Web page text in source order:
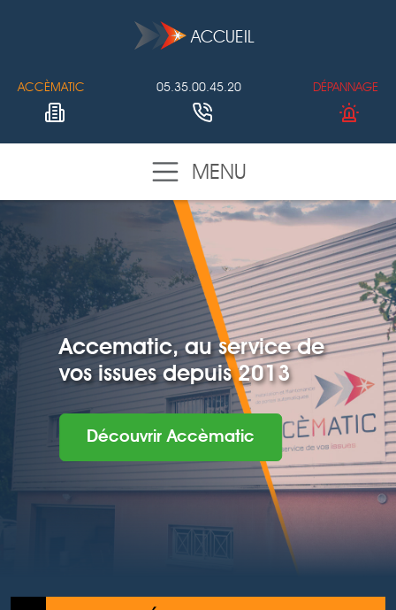
ACCUEIL
ACCÈMATIC 05.35.00.45.20 DÉPANNAGE
MENU
Accematic, au service de
vos issues depuis 2013
Découvrir Accèmatic